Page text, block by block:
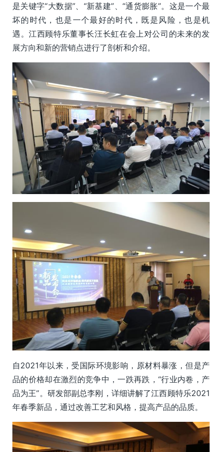
是关键字“大数据”、“新基建”、“通货膨胀”。这是一个最
坏的时代，也是一个最好的时代，既是风险，也是机
遇。江西顾特乐董事长汪长虹在会上对公司的未来的发
展方向和新的营销点进行了剖析和介绍。
自2021年以来，受国际环境影响，原材料暴涨，但是产
品的价格却在激烈的竞争中，一跌再跌，“行业内卷，产
品为王”。研发部副总李刚，详细讲解了江西顾特乐2021
年春季新品，通过改善工艺和风格，提高产品的品质。